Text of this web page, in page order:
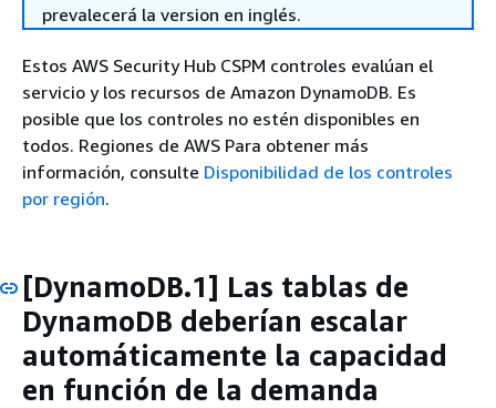
prevalecerá la version en inglés.
Estos AWS Security Hub CSPM controles evalúan el
servicio y los recursos de Amazon DynamoDB. Es
posible que los controles no estén disponibles en
todos. Regiones de AWS Para obtener más
información, consulte Disponibilidad de los controles
por región.
[DynamoDB.1] Las tablas de
DynamoDB deberían escalar
automáticamente la capacidad
en función de la demanda